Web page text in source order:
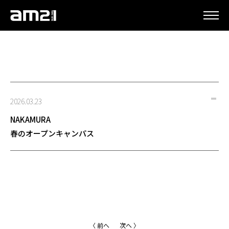
2026.03.23
NAKAMURA
春のオープンキャンパス
〈 前へ 次へ 〉